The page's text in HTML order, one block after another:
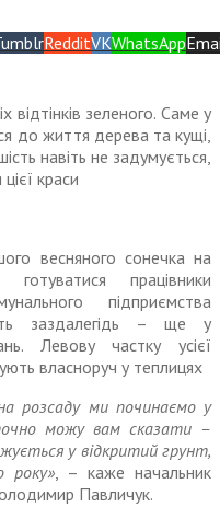
RedditVKWhatsApp
відтінків зеленого. Саме у
до життя дерева та кущі,
навіть не задумується,
краси
весняного сонечка на
працівники
підприємства
заздалегідь – ще у
Левову частку усієї
власноруч у теплицях
розсаду ми починаємо у
можу вам сказати –
у відкритий грунт,
року», – каже начальник
Павличук.